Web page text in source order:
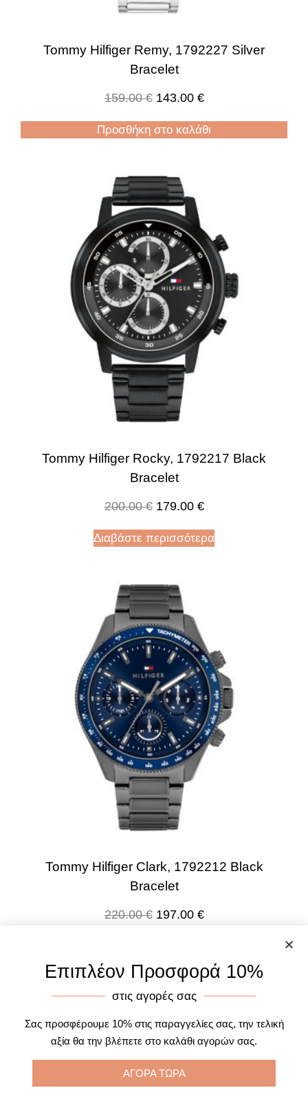
Tommy Hilfiger Remy, 1792227 Silver
Bracelet
159.00€ 143.00 €
Προσθήκη στο καλάθι
Tommy Hilfiger Rocky, 1792217 Black
Bracelet
200.00€ 179.00 €
Διαβάστε περισσότερα
Tommy Hilfiger Clark, 1792212 Black
Bracelet
220.00€ 197.00 €
Επιπλέον Προσφορά 10%
στις αγορές σας
Σας προσφέρουμε 10% στις παραγγελίες σας, την τελική
αξία θα την βλέπετε στο καλάθι αγορών σας.
ΑΓΟΡΑ ΤΩΡΑ